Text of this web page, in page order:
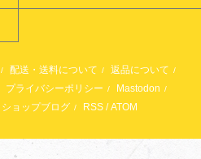
/ 配送・送料について / 返品について /
プライバシーポリシー / Mastodon /
ショップブログ / RSS/ATOM